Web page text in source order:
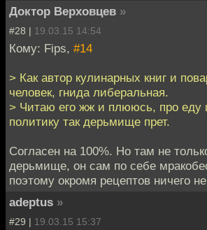
Доктор Верховцев »
#28 | 19.03.15 14:54
Кому: Fips, #14
> Как автор кулинарных книг и
человек, гнида либеральная.
> Читаю его жж и плююсь, про еду
политику так дерьмище прет.
Согласен на 100%. Но там не
дерьмище, он сам по себе
поэтому окромя рецептов ничего
adeptus »
#29 | 19.03.15 15:37